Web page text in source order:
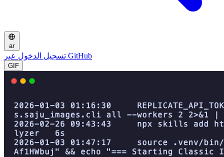
ar
تسجيل الدخول عبر GitHub
GIF